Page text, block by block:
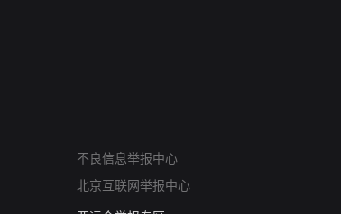
不良信息举报中心
北京互联网举报中心
算法推荐专项举报